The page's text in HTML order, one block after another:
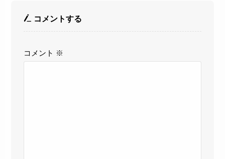
コメントする
コメント ※